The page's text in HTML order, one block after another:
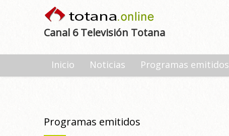
Canal 6 Televisión Totana
Inicio Noticias Programas emitidos
Programas emitidos